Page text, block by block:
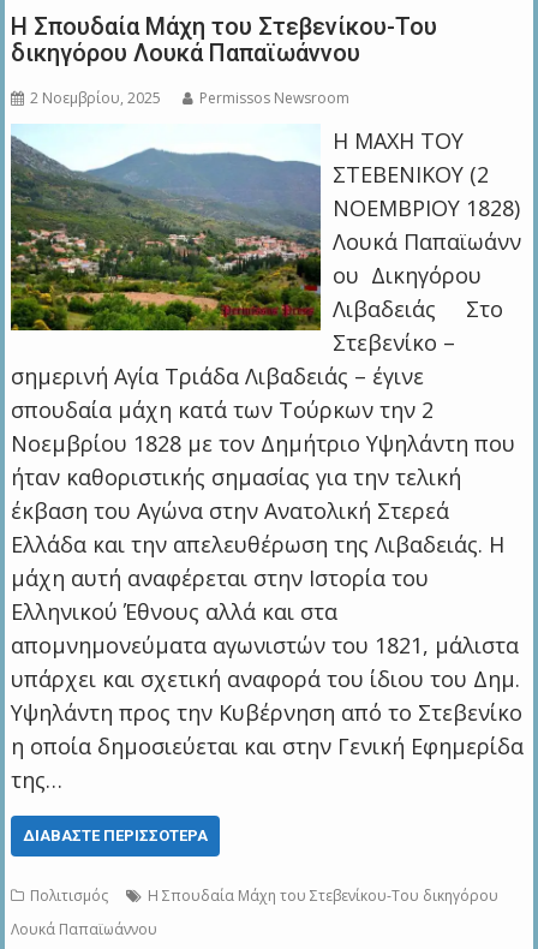
Η Σπουδαία Μάχη του Στεβενίκου-Του
δικηγόρου Λουκά Παπαϊωάννου
2 Νοεμβρίου, 2025 Permissos Newsroom
Η ΜΑΧΗ ΤΟΥ
ΣΤΕΒΕΝΙΚΟΥ (2
ΝΟΕΜΒΡΙΟΥ 1828)
Λουκά Παπαϊωάνν
ου Δικηγόρου
Λιβαδειάς Στο
Στεβενίκο –
σημερινή Αγία Τριάδα Λιβαδειάς – έγινε
σπουδαία μάχη κατά των Τούρκων την 2
Νοεμβρίου 1828 με τον Δημήτριο Υψηλάντη που
ήταν καθοριστικής σημασίας για την τελική
έκβαση του Αγώνα στην Ανατολική Στερεά
Ελλάδα και την απελευθέρωση της Λιβαδειάς. Η
μάχη αυτή αναφέρεται στην Ιστορία του
Ελληνικού Έθνους αλλά και στα
απομνημονεύματα αγωνιστών του 1821, μάλιστα
υπάρχει και σχετική αναφορά του ίδιου του Δημ.
Υψηλάντη προς την Κυβέρνηση από το Στεβενίκο
η οποία δημοσιεύεται και στην Γενική Εφημερίδα
της…
ΔΙΑΒΆΣΤΕ ΠΕΡΙΣΣΌΤΕΡΑ
Πολιτισμός
Η Σπουδαία Μάχη του Στεβενίκου-Του δικηγόρου
Λουκά Παπαϊωάννου